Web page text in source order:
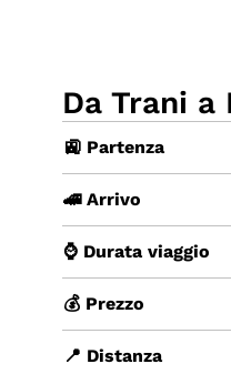
Da Trani
🚉 Partenza
🚄 Arrivo
⌚ Durata viaggio
💰 Prezzo
📍 Distanza